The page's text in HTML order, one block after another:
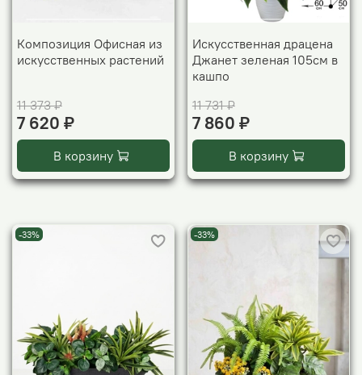
Композиция Офисная из
искусственных растений
11 373 ₽
7 620 ₽
В корзину
Искусственная драцена
Джанет зеленая 105см в
кашпо
11 731 ₽
7 860 ₽
В корзину
-33% -33%